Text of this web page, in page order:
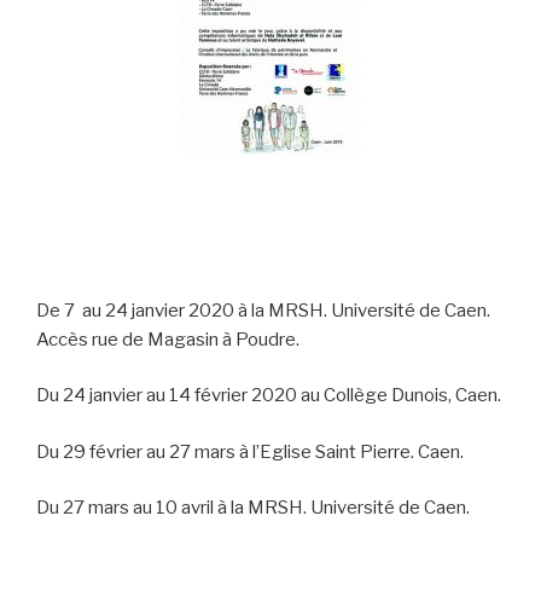
De 7 au 24 janvier 2020 à la MRSH. Université de Caen.
Accès rue de Magasin à Poudre.
Du 24 janvier au 14 février 2020 au Collège Dunois, Caen.
Du 29 février au 27 mars à l’Eglise Saint Pierre. Caen.
Du 27 mars au 10 avril à la MRSH. Université de Caen.